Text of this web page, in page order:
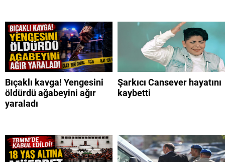
Bıçaklı kavga! Yengesini
öldürdü ağabeyini ağır
yaraladı
Şarkıcı Cansever hayatını
kaybetti